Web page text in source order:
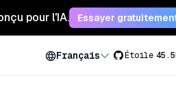
pour l'IA. Essayer
Français Étoile